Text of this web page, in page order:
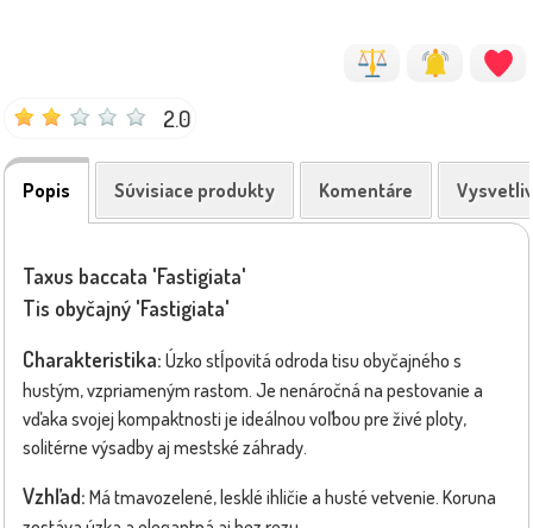
2.0
Popis Súvisiace produkty Komentáre
Taxus baccata 'Fastigiata'
Tis obyčajný 'Fastigiata'
Charakteristika: Úzko stĺpovitá odroda tisu obyčajného s
hustým, vzpriameným rastom. Je nenáročná na pestovanie a
vďaka svojej kompaktnosti je ideálnou voľbou pre živé ploty,
solitérne výsadby aj mestské záhrady.
Vzhľad: Má tmavozelené, lesklé ihličie a husté vetvenie. Koruna